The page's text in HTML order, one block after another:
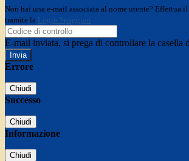
Non hai una e-mail associata al nome utente? Effettua il
tramite la Login Spaggiari
E-mail inviata, si prega di controllare la casella
Errore
Chiudi
Successo
Chiudi
Informazione
Chiudi